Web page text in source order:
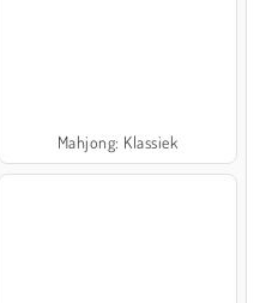
Mahjong: Klassiek